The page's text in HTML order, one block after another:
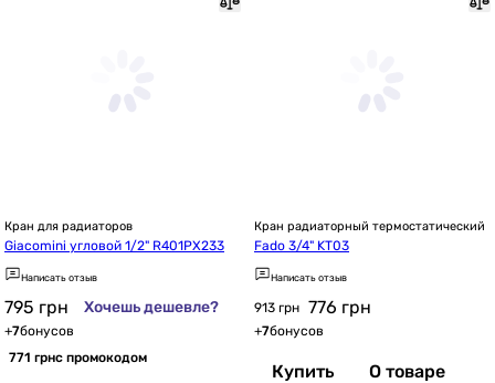
Кран для радиаторов
Giacomini угловой 1/2" R401PX233
Написать отзыв
795 грн Хочешь дешевле?
+7бонусов
771 грнс промокодом
Кран радиаторный термостатический
Fado 3/4" KT03
Написать отзыв
913 грн 776 грн
+7бонусов
Купить О товаре